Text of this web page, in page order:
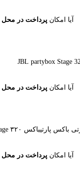
آیا امکانپرداخت در محل
آیا امکانپرداخت در محل
آیا امکانپرداخت در محل